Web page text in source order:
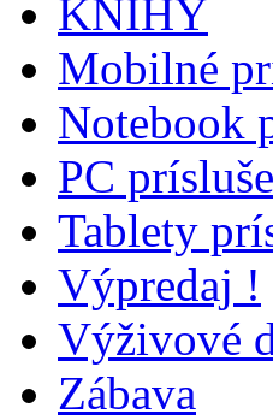
KNIHY
Mobilné
Notebook
PC
Tablety
Výpredaj !
Výživové
Zábava